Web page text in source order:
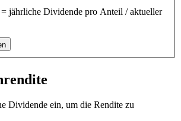
jährliche Dividende pro Anteil / aktueller
Dividende ein, um die Rendite zu